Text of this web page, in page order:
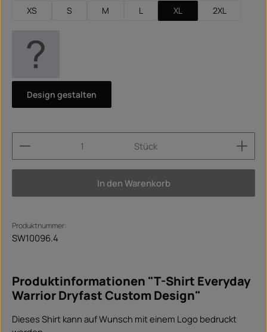
XS S M L XL 2XL
Design gestalten
Produkt Anzahl: Gib den gewünschten Wert ein
Stück
In den Warenkorb
Produktnummer:
SW10096.4
Produktinformationen "T-Shirt Everyday
Warrior Dryfast Custom Design"
Dieses Shirt kann auf Wunsch mit einem Logo bedruckt